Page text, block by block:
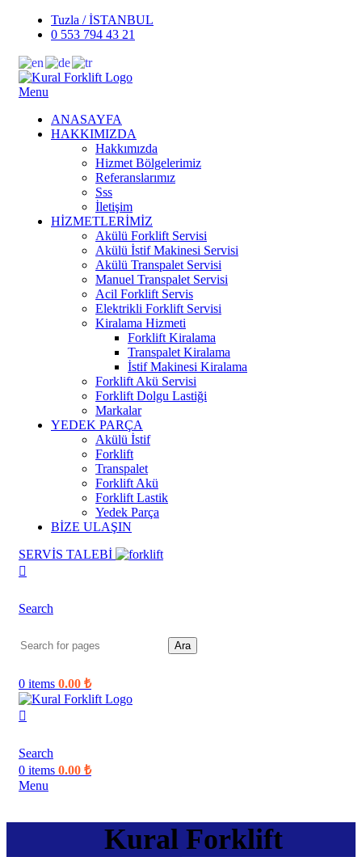
Tuzla / İSTANBUL
0 553 794 43 21
Menu
ANASAYFA
HAKKIMIZDA
Hakkımızda
Hizmet Bölgelerimiz
Referanslarımız
Sss
İletişim
HİZMETLERİMİZ
Akülü Forklift Servisi
Akülü İstif Makinesi Servisi
Akülü Transpalet Servisi
Manuel Transpalet Servisi
Acil Forklift Servis
Elektrikli Forklift Servisi
Kiralama Hizmeti
Forklift Kiralama
Transpalet Kiralama
İstif Makinesi Kiralama
Forklift Akü Servisi
Forklift Dolgu Lastiği
Markalar
YEDEK PARÇA
Akülü İstif
Forklift
Transpalet
Forklift Akü
Forklift Lastik
Yedek Parça
BİZE ULAŞIN
SERVİS TALEBİ
Search
Ara
0 items 0.00 ₺
Search
0 items 0.00 ₺
Menu
Kural Forklift